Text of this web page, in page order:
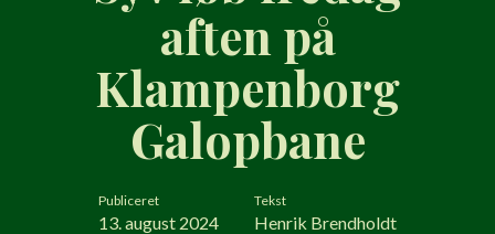
aften på
Klampenborg
Galopbane
Publiceret
13. august 2024
Tekst
Henrik Brendholdt